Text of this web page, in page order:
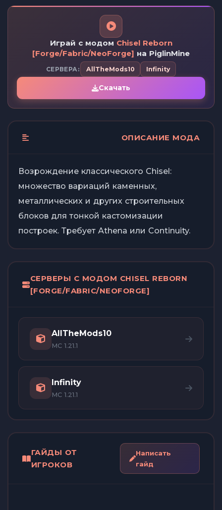
Играй с модом Chisel Reborn
[Forge/Fabric/NeoForge] на PiglinMine
СЕРВЕРА: AllTheMods10 Infinity
Скачать
ОПИСАНИЕ МОДА
Возрождение классического Chisel:
множество вариаций каменных,
металлических и других строительных
блоков для тонкой кастомизации
построек. Требует Athena или Continuity.
СЕРВЕРЫ С МОДОМ CHISEL REBORN
[FORGE/FABRIC/NEOFORGE]
AllTheMods10
MC 1.21.1
Infinity
MC 1.21.1
ГАЙДЫ ОТ
ИГРОКОВ
Написать
гайд